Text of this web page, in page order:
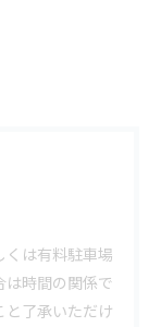
は有料駐車場
は時間の関係で
と了承いただけ